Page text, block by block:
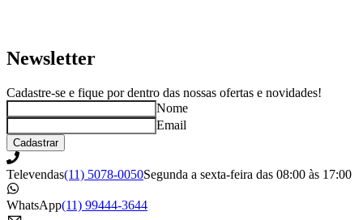
Newsletter
Cadastre-se e fique por dentro das nossas ofertas e novidades!
Nome
Email
Cadastrar
Televendas(11) 5078-0050Segunda a sexta-feira das 08:00 às 17:00
WhatsApp(11) 99444-3644